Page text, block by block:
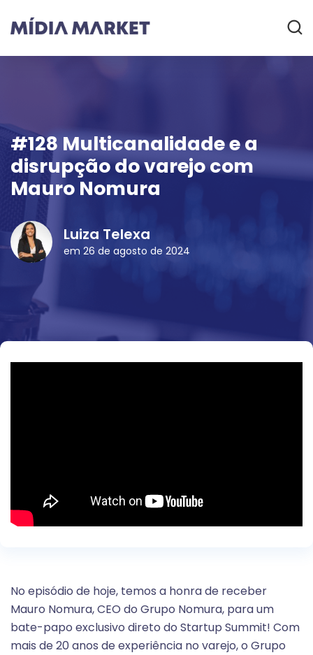
#128 Multicanalidade e a
disrupção do varejo com
Mauro Nomura
Luiza Telexa
em 26 de agosto de 2024
No episódio de hoje, temos a honra de receber
Mauro Nomura, CEO do Grupo Nomura, para um
bate-papo exclusivo direto do Startup Summit! Com
mais de 20 anos de experiência no varejo, o Grupo